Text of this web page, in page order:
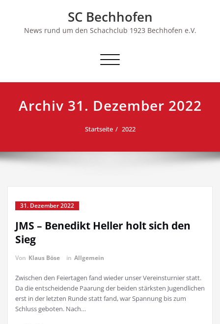
SC Bechhofen
News rund um den Schachclub 1923 Bechhofen e.V.
Schalte
Archiv 31. Dezember 2022
Startseite 2022
31. Dezember 2022
JMS – Benedikt Heller holt sich den
Sieg
Von Klaus Böse in Allgemein
Zwischen den Feiertagen fand wieder unser Vereinsturnier statt.
Da die entscheidende Paarung der beiden stärksten Jugendlichen
erst in der letzten Runde statt fand, war Spannung bis zum
Schluss geboten. Nach…